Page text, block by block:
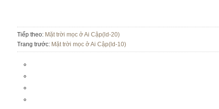
Tiếp theo: Mặt trời mọc ở Ai Cập(ld-20)
Trang trước: Mặt trời mọc ở Ai Cập(ld-10)